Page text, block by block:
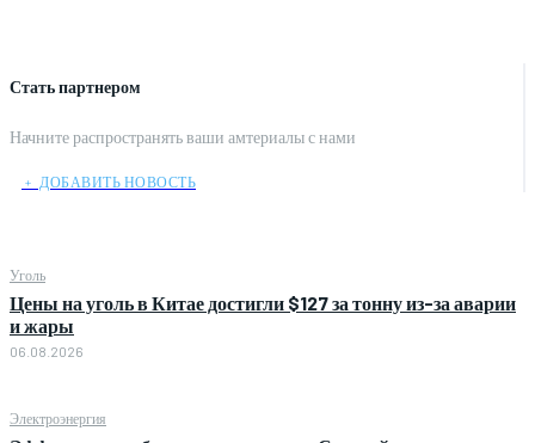
Стать партнером
Начните распространять ваши амтериалы с нами
﹢ ДОБАВИТЬ НОВОСТЬ
Уголь
Цены на уголь в Китае достигли $127 за тонну из-за аварии
и жары
06.08.2026
Электроэнергия